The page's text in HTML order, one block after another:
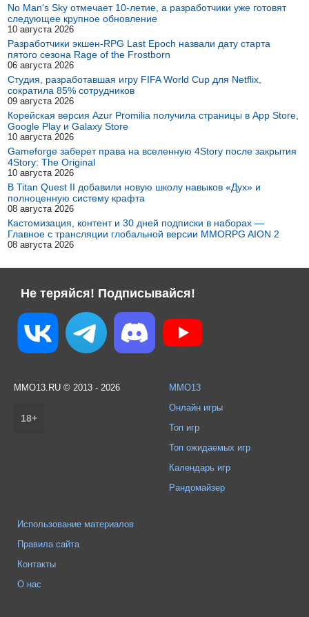
No Man's Sky отмечает 10-летие, а разработчики уже готовят
следующее крупное обновление
10 августа 2026
Разработчики экшен-RPG Last Epoch назвали дату старта
пятого сезона Rage of the Frostborn
06 августа 2026
Студия, разработавшая игру FIFA World Cup для Netflix,
сократила 85% сотрудников
09 августа 2026
Корейская версия Azur Promilia получила страницы в App Store,
Google Play и Galaxy Store
10 августа 2026
Gameforge заберет права на вселенную 4Story после закрытия
4Story: The Original
10 августа 2026
В Titan Quest II добавили новую школу навыков «Дух» и
полноценную систему крафта
08 августа 2026
Кастомизация, контент и 30 дней подписки в наборах —
Главное с трансляции глобальной версии MMORPG AION 2
08 августа 2026
Не теряйся! Подписывайся!
MMO13.RU © 2013 - 2026
18+
MMO13
Онлайн игры
Топ игр
Топ ожидаемых игр
Календарь игр
Рандомайзер
Использование материалов
Правила сайта
Контакты
О нас